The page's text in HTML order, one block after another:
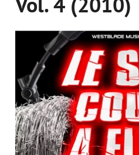
Vol. 4 (2010)